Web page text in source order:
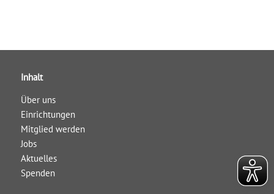
Inhalt
Über uns
Einrichtungen
Mitglied werden
Jobs
Aktuelles
Spenden